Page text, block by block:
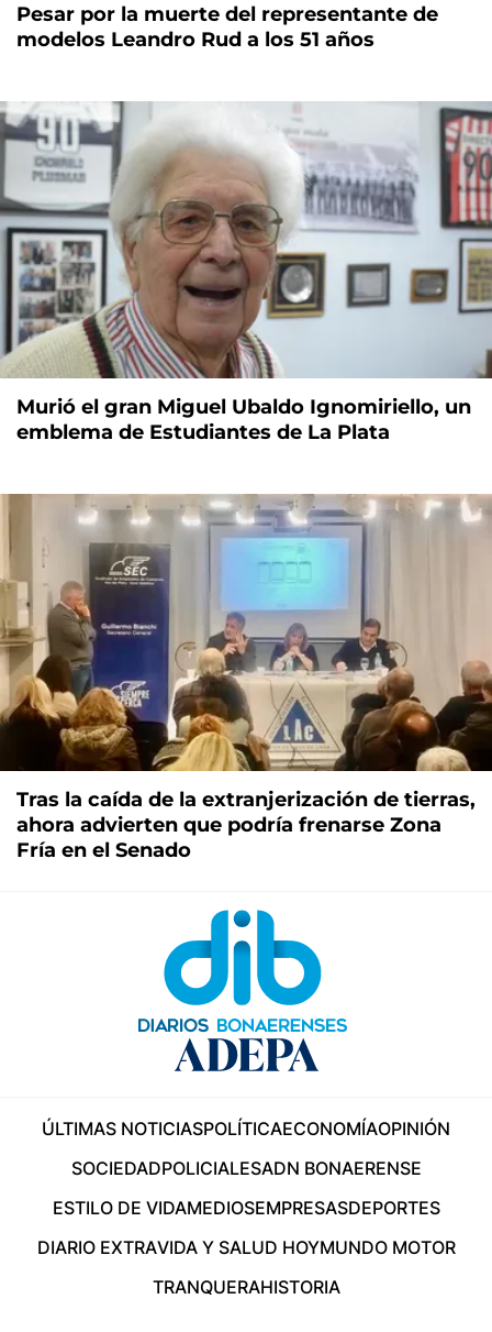
Pesar por la muerte del representante de
modelos Leandro Rud a los 51 años
Murió el gran Miguel Ubaldo Ignomiriello, un
emblema de Estudiantes de La Plata
Tras la caída de la extranjerización de tierras,
ahora advierten que podría frenarse Zona
Fría en el Senado
ÚLTIMAS NOTICIASPOLÍTICAECONOMÍAOPINIÓN
SOCIEDADPOLICIALESADN BONAERENSE
ESTILO DE VIDAMEDIOSEMPRESASDEPORTES
DIARIO EXTRAVIDA Y SALUD HOYMUNDO MOTOR
TRANQUERAHISTORIA